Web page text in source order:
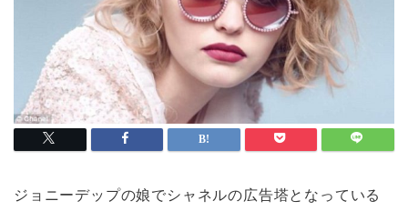
ジョニーデップの娘でシャネルの広告塔となっている